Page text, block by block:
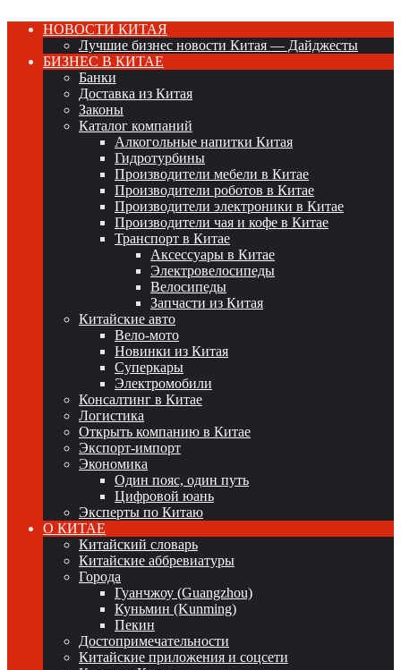
НОВОСТИ КИТАЯ
Лучшие бизнес новости Китая — Дайджесты
БИЗНЕС В КИТАЕ
Банки
Доставка из Китая
Законы
Каталог компаний
Алкогольные напитки Китая
Гидротурбины
Производители мебели в Китае
Производители роботов в Китае
Производители электроники в Китае
Производители чая и кофе в Китае
Транспорт в Китае
Аксессуары в Китае
Электровелосипеды
Велосипеды
Запчасти из Китая
Китайские авто
Вело-мото
Новинки из Китая
Суперкары
Электромобили
Консалтинг в Китае
Логистика
Открыть компанию в Китае
Экспорт-импорт
Экономика
Один пояс, один путь
Цифровой юань
Эксперты по Китаю
О КИТАЕ
Китайский словарь
Китайские аббревиатуры
Города
Гуанчжоу (Guangzhou)
Куньмин (Kunming)
Пекин
Достопримечательности
Китайские приложения и соцсети